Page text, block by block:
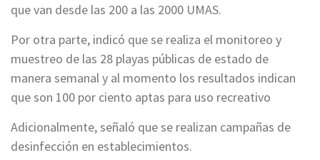
que van desde las 200 a las 2000 UMAS.
Por otra parte, indicó que se realiza el monitoreo y
muestreo de las 28 playas públicas de estado de
manera semanal y al momento los resultados indican
que son 100 por ciento aptas para uso recreativo
Adicionalmente, señaló que se realizan campañas de
desinfección en establecimientos.